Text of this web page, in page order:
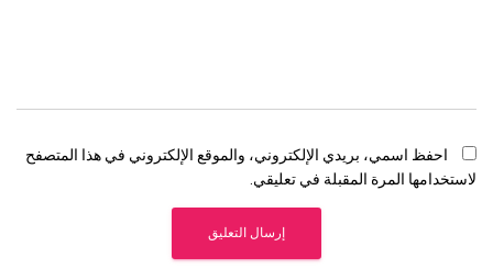
احفظ اسمي، بريدي الإلكتروني، والموقع الإلكتروني في هذا المتصفح
لاستخدامها المرة المقبلة في تعليقي.